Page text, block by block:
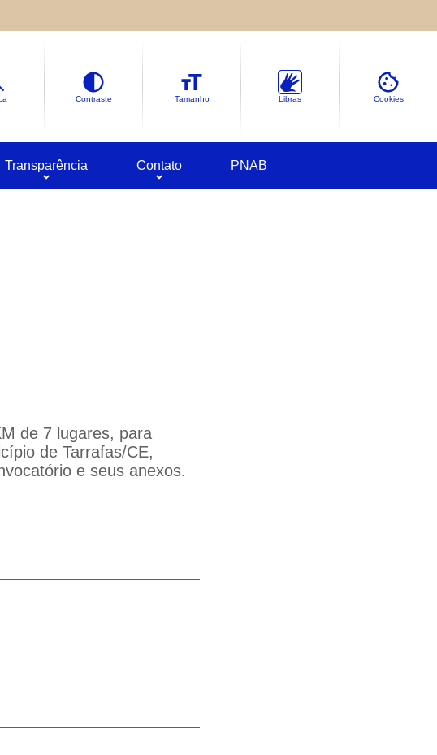
Contraste Tamanho Libras Cookies
Transparência Contato PNAB
de 7 lugares, para
de Tarrafas/CE,
e seus anexos.
controle sobre as informações coletadas.